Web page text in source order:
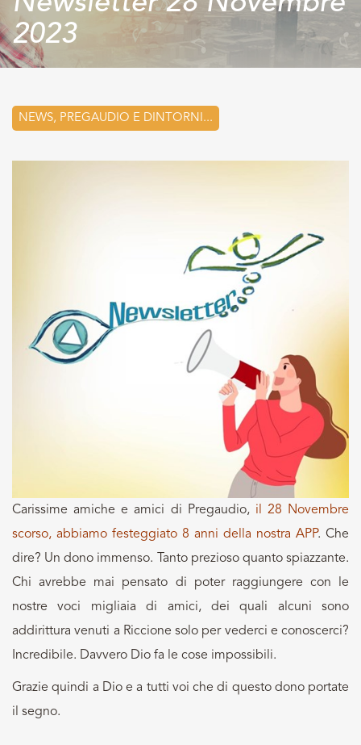
2023
NEWS, PREGAUDIO E DINTORNI...
Carissime amiche e amici di Pregaudio, il 28 Novembre
scorso, abbiamo festeggiato 8 anni della nostra APP. Che
dire? Un dono immenso. Tanto prezioso quanto spiazzante.
Chi avrebbe mai pensato di poter raggiungere con le
nostre voci migliaia di amici, dei quali alcuni sono
addirittura venuti a Riccione solo per vederci e conoscerci?
Incredibile. Davvero Dio fa le cose impossibili.
Grazie quindi a Dio e a tutti voi che di questo dono portate
il segno.